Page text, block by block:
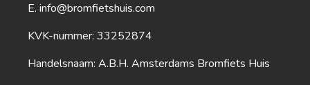
info@bromfietshuis.com
KVK-nummer: 33252874
Handelsnaam: A.B.H. Amsterdams Bromfiets Huis